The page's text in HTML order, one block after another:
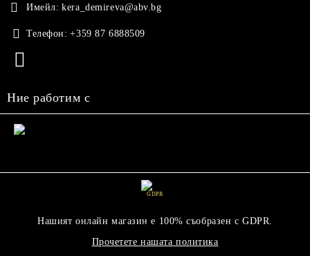
Имейл: kera_demireva@abv.bg
Телефон: +359 87 6888509
Ние работим с
GDPR
Нашият онлайн магазин е 100% съобразен с GDPR.
Прочетете нашата политика